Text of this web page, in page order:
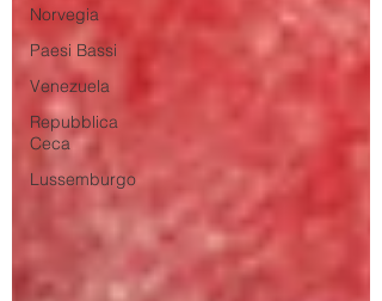
Norvegia
Paesi Bassi
Venezuela
Repubblica
Ceca
Lussemburgo